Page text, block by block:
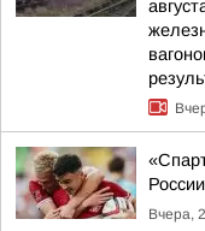
Вчера,